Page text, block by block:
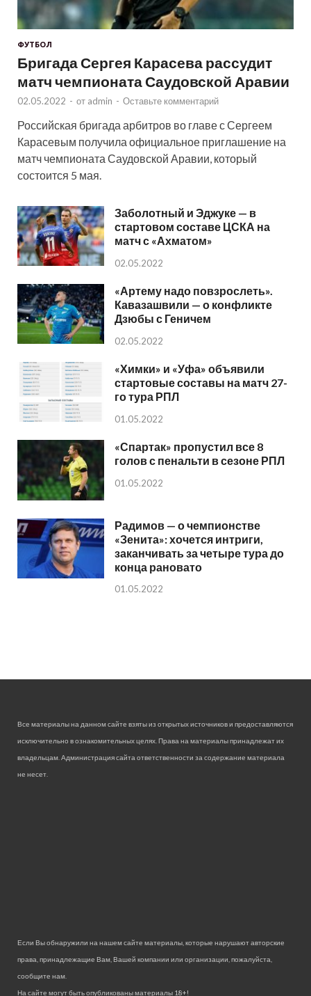
ФУТБОЛ
Бригада Сергея Карасева рассудит
матч чемпионата Саудовской Аравии
02.05.2022 - от admin - Оставьте комментарий
Российская бригада арбитров во главе с Сергеем
Карасевым получила официальное приглашение на
матч чемпионата Саудовской Аравии, который
состоится 5 мая.
Заболотный и Эджуке — в
стартовом составе ЦСКА на
матч с «Ахматом»
02.05.2022
«Артему надо повзрослеть».
Кавазашвили — о конфликте
Дзюбы с Геничем
02.05.2022
«Химки» и «Уфа» объявили
стартовые составы на матч 27-
го тура РПЛ
01.05.2022
«Спартак» пропустил все 8
голов с пенальти в сезоне РПЛ
01.05.2022
Радимов — о чемпионстве
«Зенита»: хочется интриги,
заканчивать за четыре тура до
конца рановато
01.05.2022
Все материалы на данном сайте взяты из открытых источников и предоставляются
исключительно в ознакомительных целях. Права на материалы принадлежат их
владельцам. Администрация сайта ответственности за содержание материала
не несет.
Если Вы обнаружили на нашем сайте материалы, которые нарушают авторские
права, принадлежащие Вам, Вашей компании или организации, пожалуйста,
сообщите нам.
На сайте могут быть опубликованы материалы 18+!